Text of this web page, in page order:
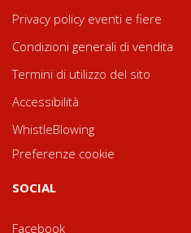
Privacy policy eventi e fiere
Condizioni generali di vendita
Termini di utilizzo del sito
Accessibilità
WhistleBlowing
Preferenze cookie
SOCIAL
Facebook